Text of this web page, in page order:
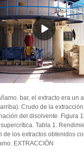
bar, el extracto era un
Crudo de la
del disolvente. Figura
Tabla 1.
de los extractos obtenidos
EXTRACCIÓN